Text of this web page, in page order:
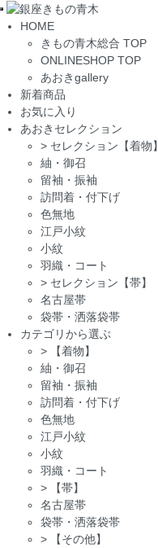
Toggle
navigation
HOME
きもの青木総合 TOP
ONLINESHOP TOP
あおきgallery
新着商品
お気に入り
あおきセレクション
> セレクション【着物】
紬・御召
留袖・振袖
訪問着・付下げ
色無地
江戸小紋
小紋
羽織・コート
> セレクション【帯】
名古屋帯
袋帯・洒落袋帯
カテゴリから選ぶ
>
【着物】
紬・御召
留袖・振袖
訪問着・付下げ
色無地
江戸小紋
小紋
羽織・コート
>
【帯】
名古屋帯
袋帯・洒落袋帯
>
【その他】